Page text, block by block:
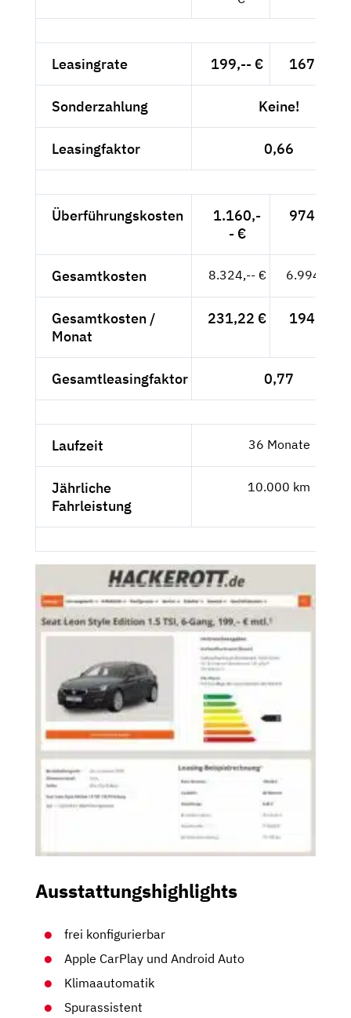
Leasingrate 199,-- € 167,23 €
Sonderzahlung Keine!
Leasingfaktor 0,66
Überführungskosten
1.160,-
- €
974,79 €
Gesamtkosten 8.324,-- € 6.994,96 €
Gesamtkosten /
Monat
231,22 € 194,30 €
Gesamtleasingfaktor 0,77
Laufzeit 36 Monate
Jährliche
Fahrleistung
10.000 km
Ausstattungshighlights
frei konfigurierbar
Apple CarPlay und Android Auto
Klimaautomatik
Spurassistent